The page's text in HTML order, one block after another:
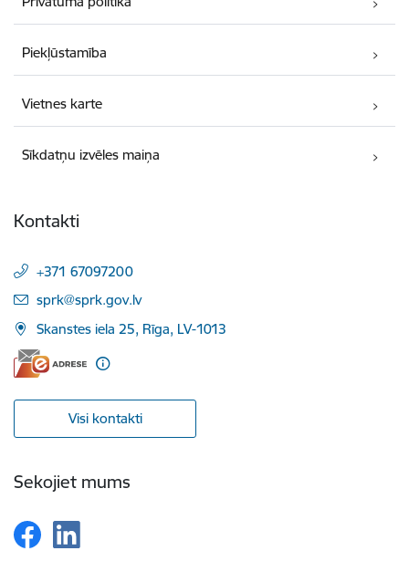
Piekļūstamība
Vietnes karte
Sīkdatņu izvēles maiņa
Kontakti
+371 67097200
E-pasts:
sprk@sprk.gov.lv
Skanstes iela 25, Rīga, LV-1013
Visi kontakti
Sekojiet mums